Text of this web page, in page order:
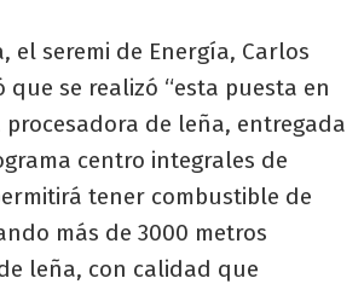
el seremi de Energía, Carlos
que se realizó “esta puesta en
de leña, entregada
centro integrales de
tener combustible de
más de 3000 metros
leña, con calidad que